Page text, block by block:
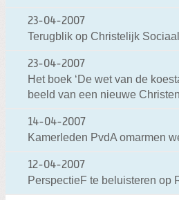
23-04-2007
Terugblik op Christelijk
23-04-2007
Het boek ‘De wet van de
beeld van een nieuwe
14-04-2007
Kamerleden PvdA omarmen
12-04-2007
PerspectieF te beluisteren op